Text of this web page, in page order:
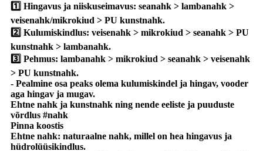
1️⃣ Hingavus ja niiskuseimavus: seanahk > lambanahk >
veisenahk/mikrokiud > PU kunstnahk.
2️⃣ Kulumiskindlus: veisenahk > mikrokiud > seanahk > PU
kunstnahk > lambanahk.
3️⃣ Pehmus: lambanahk > mikrokiud > seanahk > veisenahk
> PU kunstnahk.
- Pealmine osa peaks olema kulumiskindel ja hingav, vooder
aga hingav ja mugav.
Ehtne nahk ja kunstnahk ning nende eeliste ja puuduste
võrdlus #nahk
Pinna koostis
Ehtne nahk: naturaalne nahk, millel on hea hingavus ja
hüdrolüüsikindlus.